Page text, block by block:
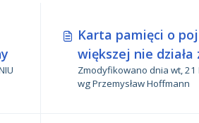
Karta pamięci o
większej nie działa
Zmodyfikowano dnia wt, 21 Kwi o 2:14 PO
wg Przemysław Hoffmann